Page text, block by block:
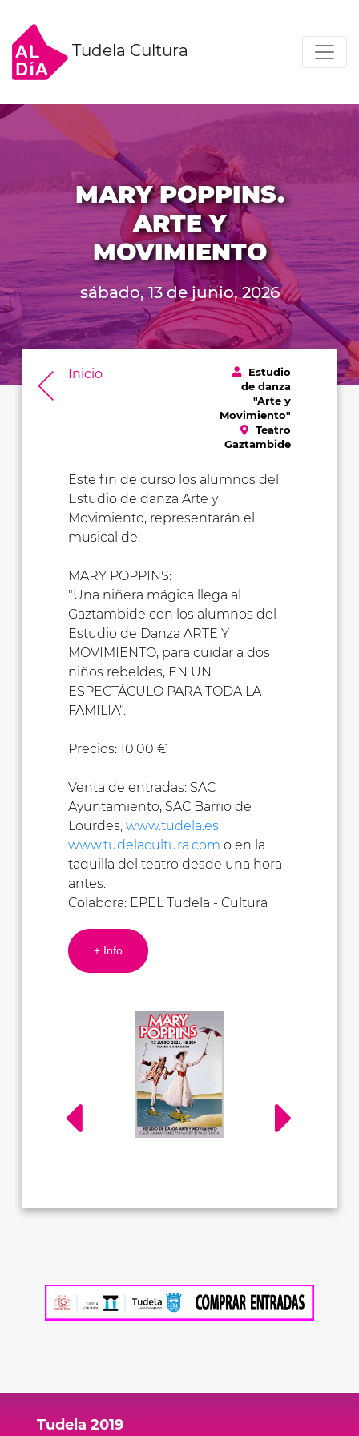
Tudela Cultura
MARY POPPINS.
ARTE Y
MOVIMIENTO
sábado, 13 de junio, 2026
Inicio
Estudio
de danza
"Arte y
Movimiento"
Teatro
Gaztambide
Este fin de curso los alumnos del
Estudio de danza Arte y
Movimiento, representarán el
musical de:
MARY POPPINS:
"Una niñera mágica llega al
Gaztambide con los alumnos del
Estudio de Danza ARTE Y
MOVIMIENTO, para cuidar a dos
niños rebeldes, EN UN
ESPECTÁCULO PARA TODA LA
FAMILIA".
Precios: 10,00 €
Venta de entradas: SAC
Ayuntamiento, SAC Barrio de
Lourdes, www.tudela.es
www.tudelacultura.com o en la
taquilla del teatro desde una hora
antes.
Colabora: EPEL Tudela - Cultura
+ Info
Tudela 2019